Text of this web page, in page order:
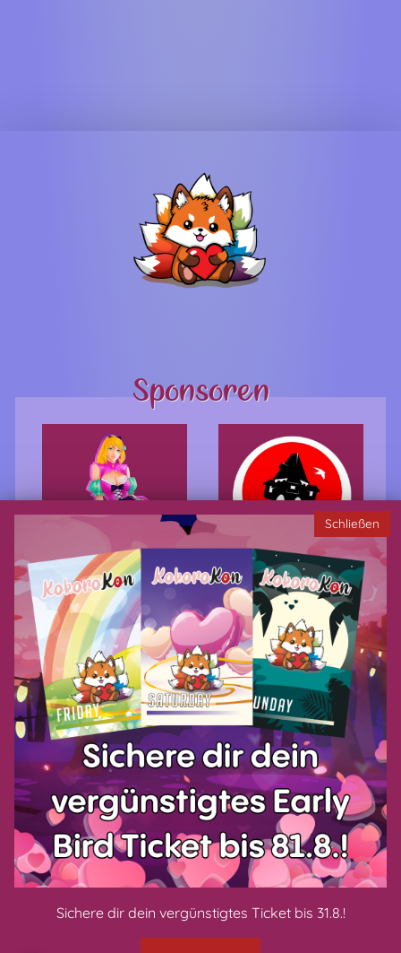
Schließen
Sichere dir dein vergünstigtes Ticket bis 31.8.!
Sponsoren
Datenschutzerklärung AGB
Impressum Zahlungsarten
CONNECT WITH US